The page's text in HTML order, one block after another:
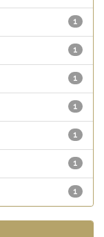
1
1
1
1
1
1
1